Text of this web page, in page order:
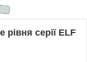
рівня серії ELF